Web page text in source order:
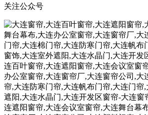
关注公众号